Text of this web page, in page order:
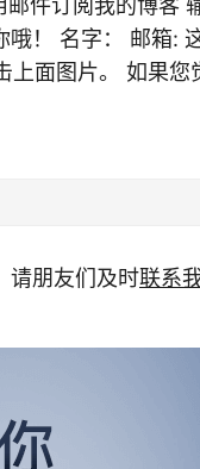
件订阅我的博客
哦！ 名字： 邮箱:
上面图片。 如果您
请朋友们及时联系